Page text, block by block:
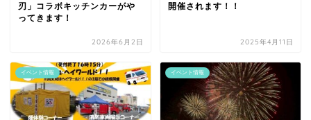
刃」コラボキッチンカーがや
ってきます！
2026年6月2日
開催されます！！
2025年4月11日
イベント情報 イベント情報